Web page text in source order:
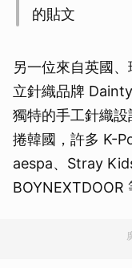
的貼文
另一位來自英國
立針織品牌
獨特的手工針織
捲韓國，許多 K-
aespa、Stray
BOYNEXTDOOR